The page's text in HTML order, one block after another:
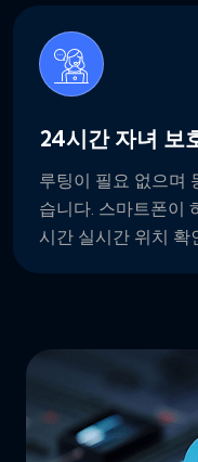
24시간 자녀 보
루팅이 필요 없으며
습니다. 스마트폰이
시간 실시간 위치 확